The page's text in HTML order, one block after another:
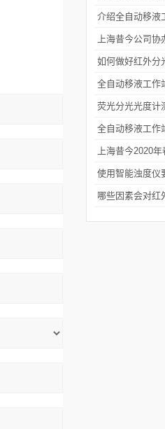
障
介绍全自动移液
三种移液方式
上海昔今公司协
二届上海沪助科
年会
如何做好红外分
的防潮工作
全自动移液工作
软件有哪些特点
荧光分光光度计
意事项有哪些
全自动移液工作
广泛的应用
上海昔今2020
通知
使用智能浊度仪
几个要点
哪些因素会对红